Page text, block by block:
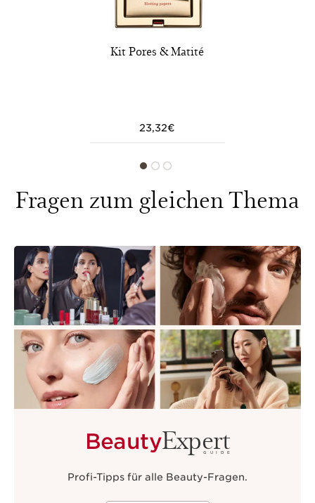
Kit Pores & Matité
23,32€
Fragen zum gleichen Thema
BeautyExpert
GUIDE
Profi-Tipps für alle Beauty-Fragen.